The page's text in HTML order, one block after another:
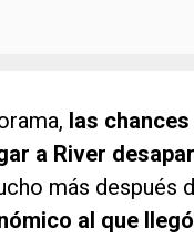
las
a River
más después
al que